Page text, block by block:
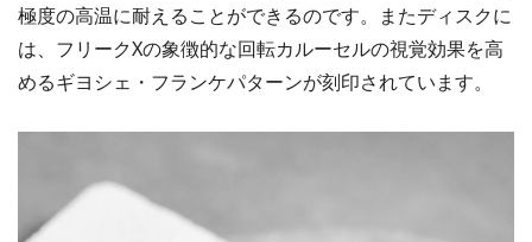
極度の高温に耐えることができるのです。またディスクに
は、フリークXの象徴的な回転カルーセルの視覚効果を高
めるギヨシェ・フランケパターンが刻印されています。